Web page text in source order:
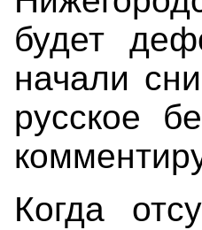
будет
начали
русское
Когда